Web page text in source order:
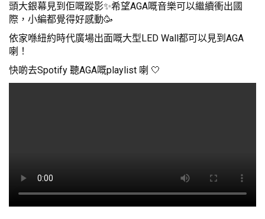
頭大銀幕見到佢嘅蹤影✨希望AGA嘅音樂可以繼續衝出國
際，小編都覺得好感動🥳
依家喺紐約時代廣場出面嘅大型LED Wall都可以見到AGA
喇！
快啲去Spotify 聽AGA嘅playlist 喇 🤍